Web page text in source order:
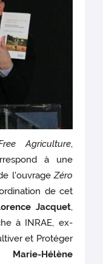
Agriculture,
à une
l'ouvrageZéro
de cet
Jacquet,
à INRAE, ex-
et Protéger
Marie-Hélène